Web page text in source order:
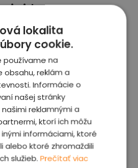
video
aj interiéru nafotíme
najlepšia
lokalita
cookie.
používame na
obsahu, reklám a
Informácie o
našej stránky
reklamnými a
ktorí ich môžu
informáciami, ktoré
alebo ktoré zhromaždili
služieb.Prečítať viac